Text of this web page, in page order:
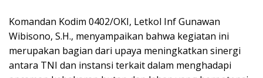
Komandan Kodim 0402/OKI, Letkol Inf Gunawan
Wibisono, S.H., menyampaikan bahwa kegiatan ini
merupakan bagian dari upaya meningkatkan sinergi
antara TNI dan instansi terkait dalam menghadapi